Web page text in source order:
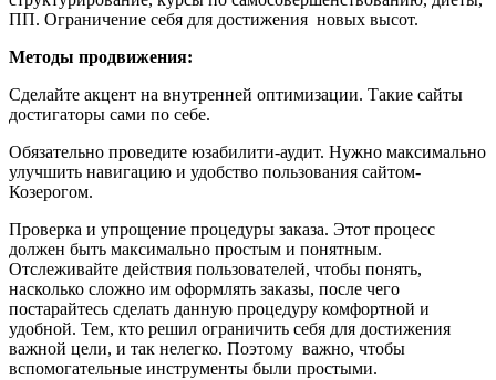
ПП. Ограничение себя для достижения новых высот.
Методы продвижения:
Сделайте акцент на внутренней оптимизации. Такие сайты
достигаторы сами по себе.
Обязательно проведите юзабилити-аудит. Нужно максимально
улучшить навигацию и удобство пользования сайтом-
Козерогом.
Проверка и упрощение процедуры заказа. Этот процесс
должен быть максимально простым и понятным.
Отслеживайте действия пользователей, чтобы понять,
насколько сложно им оформлять заказы, после чего
постарайтесь сделать данную процедуру комфортной и
удобной. Тем, кто решил ограничить себя для достижения
важной цели, и так нелегко. Поэтому важно, чтобы
вспомогательные инструменты были простыми.